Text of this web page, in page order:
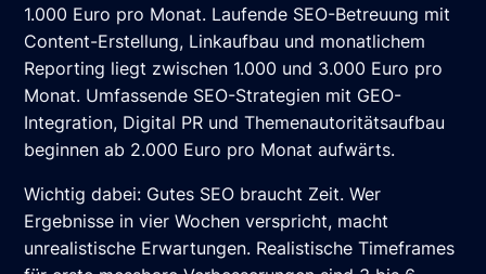
1.000 Euro pro Monat. Laufende SEO-Betreuung mit
Content-Erstellung, Linkaufbau und monatlichem
Reporting liegt zwischen 1.000 und 3.000 Euro pro
Monat. Umfassende SEO-Strategien mit GEO-
Integration, Digital PR und Themenautoritätsaufbau
beginnen ab 2.000 Euro pro Monat aufwärts.
Wichtig dabei: Gutes SEO braucht Zeit. Wer
Ergebnisse in vier Wochen verspricht, macht
unrealistische Erwartungen. Realistische Timeframes